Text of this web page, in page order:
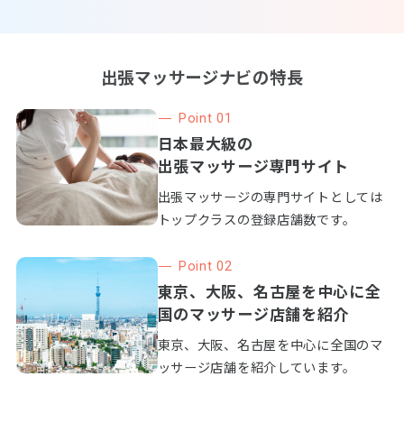
出張マッサージナビの特長
Point 01
日本最大級の
出張マッサージ専門サイト
出張マッサージの専門サイトとしては
トップクラスの登録店舗数です。
Point 02
東京、大阪、名古屋を中心に全
国のマッサージ店舗を紹介
東京、大阪、名古屋を中心に全国のマ
ッサージ店舗を紹介しています。